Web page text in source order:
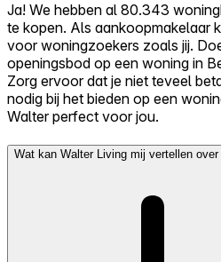
Ja! We hebben al 80.343
te kopen. Als aankoopmakelaar
voor woningzoekers zoals jij.
openingsbod op een woning in
Zorg ervoor dat je niet teveel
nodig bij het bieden op een
Walter perfect voor jou.
Wat kan Walter Living mij vertellen over